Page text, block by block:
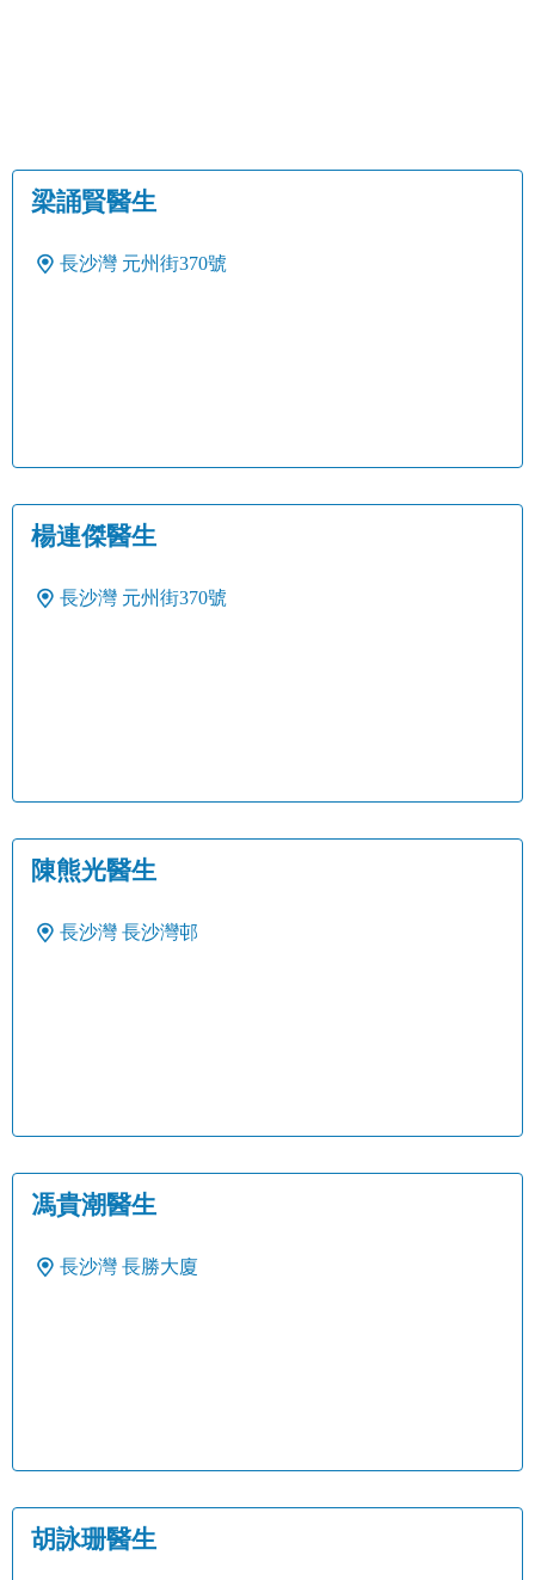
梁誦賢醫生
長沙灣 元州街370號
楊連傑醫生
長沙灣 元州街370號
陳熊光醫生
長沙灣 長沙灣邨
馮貴潮醫生
長沙灣 長勝大廈
胡詠珊醫生